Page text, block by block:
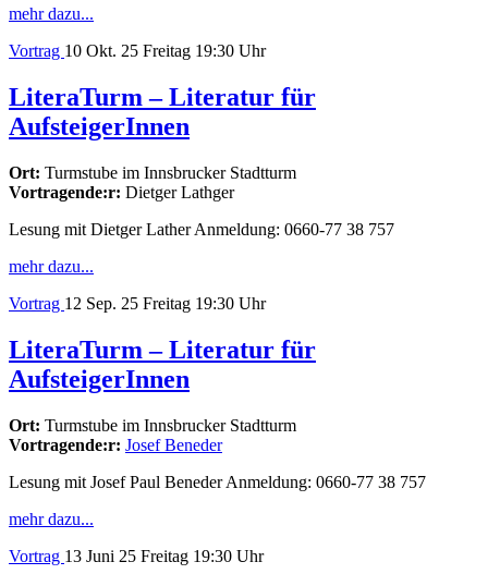
mehr dazu...
Vortrag 10 Okt. 25 Freitag 19:30 Uhr
LiteraTurm – Literatur für
AufsteigerInnen
Ort: Turmstube im Innsbrucker Stadtturm
Vortragende:r: Dietger Lathger
Lesung mit Dietger Lather Anmeldung: 0660-77 38 757
mehr dazu...
Vortrag 12 Sep. 25 Freitag 19:30 Uhr
LiteraTurm – Literatur für
AufsteigerInnen
Ort: Turmstube im Innsbrucker Stadtturm
Vortragende:r: Josef Beneder
Lesung mit Josef Paul Beneder Anmeldung: 0660-77 38 757
mehr dazu...
Vortrag 13 Juni 25 Freitag 19:30 Uhr